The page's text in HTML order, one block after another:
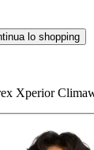
lo shopping
Xperior